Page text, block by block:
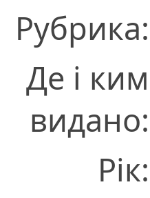
Рубрика:
Де і ким
видано:
Рік: